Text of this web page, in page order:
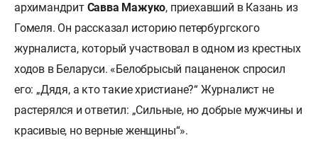
архимандрит Савва Мажуко, приехавший в Казань из
Гомеля. Он рассказал историю петербургского
журналиста, который участвовал в одном из крестных
ходов в Беларуси. «Белобрысый пацаненок спросил
его: „Дядя, а кто такие христиане?“ Журналист не
растерялся и ответил: „Сильные, но добрые мужчины и
красивые, но верные женщины“».